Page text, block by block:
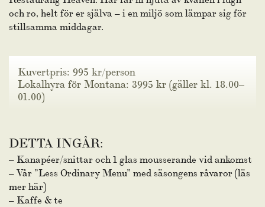
och ro, helt för er själva – i en miljö som lämpar sig för
stillsamma middagar.
Kuvertpris: 995 kr/person
Lokalhyra för Montana: 3995 kr (gäller kl. 18.00–
01.00)
DETTA INGÅR:
– Kanapéer/snittar och 1 glas mousserande vid ankomst
– Vår ”Less Ordinary Menu” med säsongens råvaror (läs
mer här)
– Kaffe & te